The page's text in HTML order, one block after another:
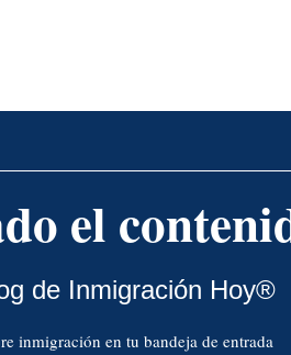
el
de Inmigración Hoy®
inmigración en tu bandeja de entrada